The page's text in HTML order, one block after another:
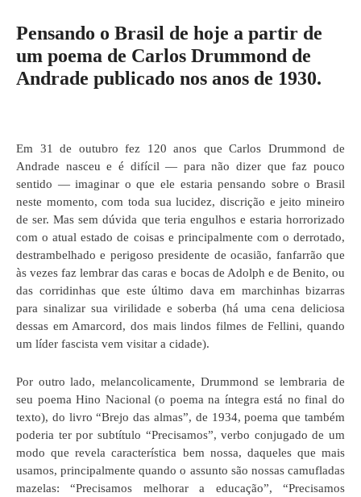
Pensando o Brasil de hoje a partir de
um poema de Carlos Drummond de
Andrade publicado nos anos de 1930.
Em 31 de outubro fez 120 anos que Carlos Drummond de
Andrade nasceu e é difícil — para não dizer que faz pouco
sentido — imaginar o que ele estaria pensando sobre o Brasil
neste momento, com toda sua lucidez, discrição e jeito mineiro
de ser. Mas sem dúvida que teria engulhos e estaria horrorizado
com o atual estado de coisas e principalmente com o derrotado,
destrambelhado e perigoso presidente de ocasião, fanfarrão que
às vezes faz lembrar das caras e bocas de Adolph e de Benito, ou
das corridinhas que este último dava em marchinhas bizarras
para sinalizar sua virilidade e soberba (há uma cena deliciosa
dessas em Amarcord, dos mais lindos filmes de Fellini, quando
um líder fascista vem visitar a cidade).
Por outro lado, melancolicamente, Drummond se lembraria de
seu poema Hino Nacional (o poema na íntegra está no final do
texto), do livro “Brejo das almas”, de 1934, poema que também
poderia ter por subtítulo “Precisamos”, verbo conjugado de um
modo que revela característica bem nossa, daqueles que mais
usamos, principalmente quando o assunto são nossas camufladas
mazelas: “Precisamos melhorar a educação”, “Precisamos